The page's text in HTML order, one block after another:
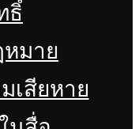
ธิ์
มาย
เสียหาย